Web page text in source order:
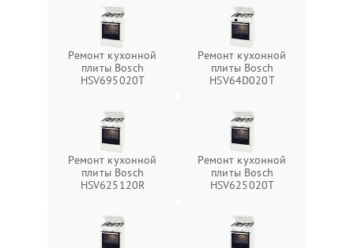
Ремонт кухонной
плиты Bosch
HSV695020T
Ремонт кухонной
плиты Bosch
HSV64D020T
Ремонт кухонной
плиты Bosch
HSV625120R
Ремонт кухонной
плиты Bosch
HSV625020T